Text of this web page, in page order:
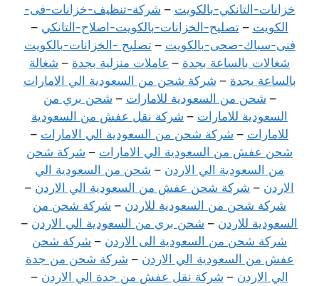
خزانات-التانكي-بالكويت– شركة-تنظيف-خزانات-فى-
الكويت– تصليح-الخزانات-بالكويت-اصلاح-التانكي–
فنى-سباك-صحى-بالكويت– تصليح -الخزانات-بالكويت
شغالات بالساعة بجدة– عاملات منزلية بجدة– شغالة
بالساعة بجدة– شركة شحن من السعودية الي الامارات
شحن من السعودية للامارات– شحن بري من
السعودية للامارات– شركة نقل عفش من السعودية
للامارات– شركة شحن من السعودية الي الامارات–
شحن عفش من السعودية الي الامارات– شركة شحن
من السعودية الي الاردن– شحن من السعودية الي
الاردن– شركة شحن عفش من السعودية الي الاردن–
شركة شحن من السعودية للاردن– شركة شحن من
السعودية للاردن– شحن بري من السعودية الي الاردن–
شركة شحن من السعودية الى الاردن– شركة شحن
عفش من السعودية الي الاردن– شركة شحن من جدة
الي الاردن– شركة نقل عفش من جدة الي الاردن–